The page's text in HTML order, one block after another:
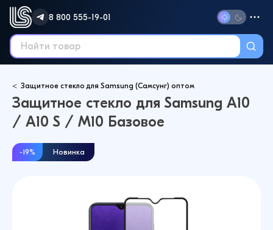
8 800 555-19-01
Защитное стекло для Samsung (Самсунг) оптом
Защитное стекло для Samsung A10
/ A10 S / M10 Базовое
-19% Новинка